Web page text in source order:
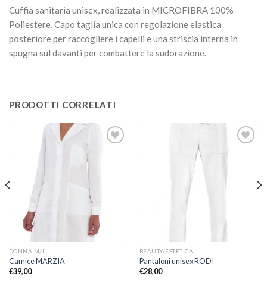
Cuffia sanitaria unisex, realizzata in MICROFIBRA 100%
Poliestere. Capo taglia unica con regolazione elastica
posteriore per raccogliere i capelli e una striscia interna in
spugna sul davanti per combattere la sudorazione.
PRODOTTI CORRELATI
DONNA M/L
Camice MARZIA
€39,00
BEAUTY/ESTETICA
Pantaloni unisex RODI
€28,00